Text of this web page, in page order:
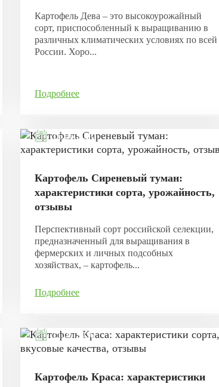
Картофель Дева – это высокоурожайный
сорт, приспособленный к выращиванию в
различных климатических условиях по всей
России. Хоро...
Подробнее
16.06.2020
Картофель Сиреневый туман:
характеристики сорта, урожайность,
отзывы
Перспективный сорт российской селекции,
предназначенный для выращивания в
фермерских и личных подсобных
хозяйствах, – картофель...
Подробнее
11.06.2020
Картофель Краса: характеристики